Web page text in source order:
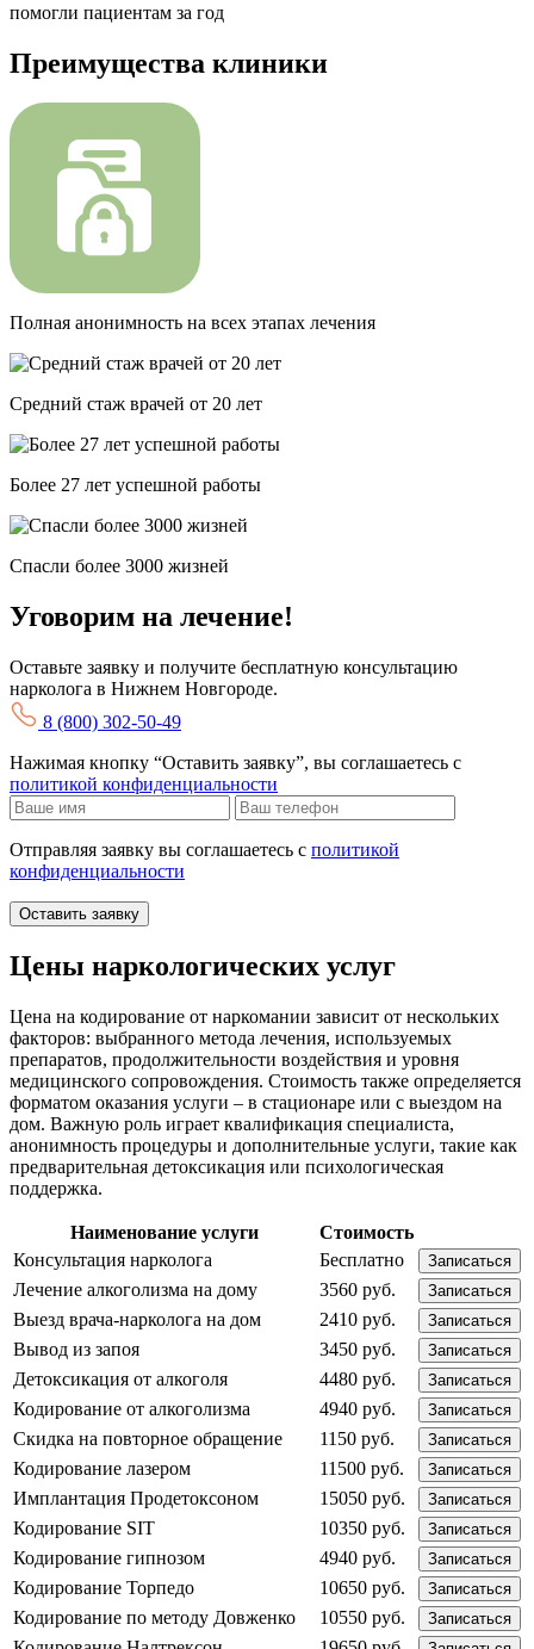
помогли пациентам за год
Преимущества клиники
Полная анонимность на всех этапах лечения
Средний стаж врачей от 20 лет
Более 27 лет успешной работы
Спасли более 3000 жизней
Уговорим на лечение!
Оставьте заявку и получите бесплатную консультацию
нарколога в Нижнем Новгороде.
8 (800) 302-50-49
Нажимая кнопку “Оставить заявку”, вы соглашаетесь с
политикой конфиденциальности
Отправляя заявку вы соглашаетесь с политикой
конфиденциальности
Оставить заявку
Цены наркологических услуг
Цена на кодирование от наркомании зависит от нескольких
факторов: выбранного метода лечения, используемых
препаратов, продолжительности воздействия и уровня
медицинского сопровождения. Стоимость также определяется
форматом оказания услуги – в стационаре или с выездом на
дом. Важную роль играет квалификация специалиста,
анонимность процедуры и дополнительные услуги, такие как
предварительная детоксикация или психологическая
поддержка.
Наименование услуги
Стоимость
Консультация нарколога
Бесплатно Записаться
Лечение алкоголизма на дому 3560 руб. Записаться
Выезд врача-нарколога на дом 2410 руб. Записаться
Вывод из запоя 3450 руб. Записаться
Детоксикация от алкоголя 4480 руб. Записаться
Кодирование от алкоголизма 4940 руб. Записаться
Скидка на повторное обращение 1150 руб. Записаться
Кодирование лазером 11500 руб. Записаться
Имплантация Продетоксоном 15050 руб. Записаться
Кодирование SIT 10350 руб. Записаться
Кодирование гипнозом 4940 руб. Записаться
Кодирование Торпедо 10650 руб. Записаться
Кодирование по методу Довженко 10550 руб. Записаться